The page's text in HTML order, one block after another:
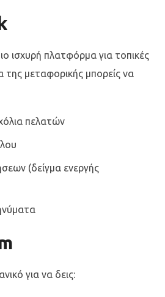
ισχυρή πλατφόρμα για τοπικές
της μεταφορικής μπορείς να
πελατών
(δείγμα ενεργής
για να δεις: